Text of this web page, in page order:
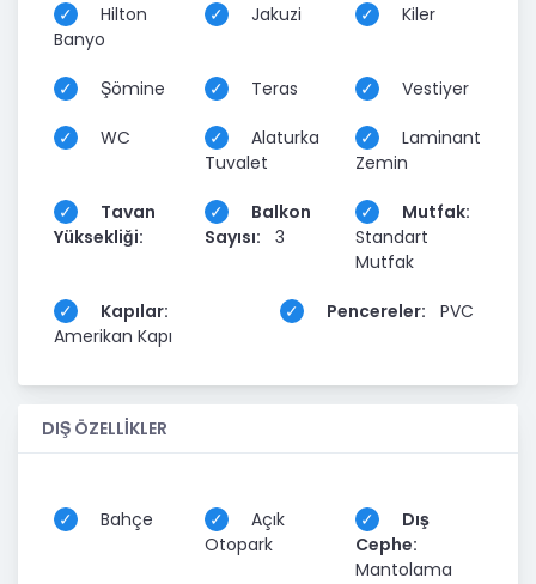
Hilton
Banyo
Jakuzi Kiler
Şömine Teras Vestiyer
WC
Alaturka
Tuvalet
Laminant
Zemin
Tavan
Yüksekliği:
Balkon
Sayısı:
3
Mutfak:
Standart
Mutfak
Kapılar:
Amerikan Kapı
Pencereler: PVC
DIŞ ÖZELLİKLER
Bahçe
Açık
Otopark
Dış
Cephe:
Mantolama